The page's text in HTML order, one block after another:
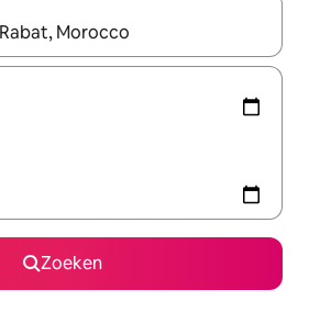
beschikbaar zijn, maak je een keuze
Zoeken